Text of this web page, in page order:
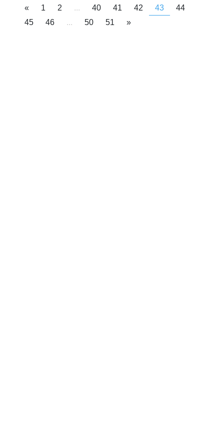
« 1 2 ... 40 41 42 43
44
45
46 ... 50 51 »